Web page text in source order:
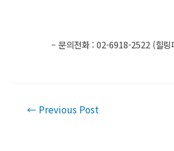
– 문의전화 : 02-6918-2522 (힐링
Post
← Previous Post